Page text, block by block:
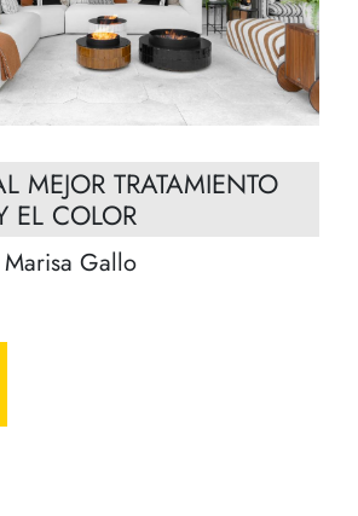
MEJOR TRATAMIENTO
EL COLOR
Gallo